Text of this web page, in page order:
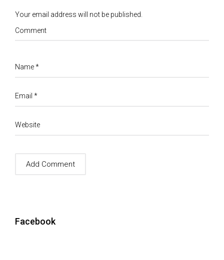
Your email address will not be published.
Comment
Name*
Email *
Website
Facebook